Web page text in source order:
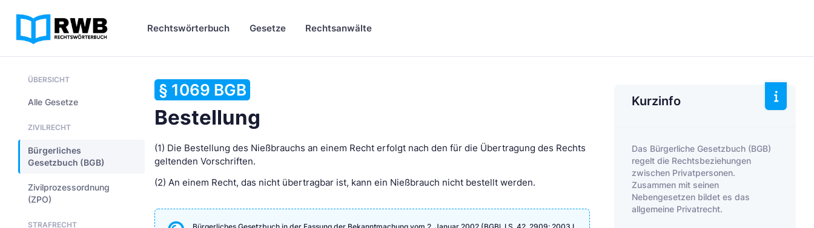
Rechtswörterbuch Gesetze Rechtsanwälte
ÜBERSICHT
Alle Gesetze
ZIVILRECHT
Bürgerliches
Gesetzbuch (BGB)
Zivilprozessordnung
(ZPO)
STRAFRECHT
§ 1069 BGB
Bestellung
(1) Die Bestellung des Nießbrauchs an einem Recht erfolgt nach den für die Übertragung des Rechts
geltenden Vorschriften.
(2) An einem Recht, das nicht übertragbar ist, kann ein Nießbrauch nicht bestellt werden.
Kurzinfo
Das Bürgerliche Gesetzbuch (BGB)
regelt die Rechtsbeziehungen
zwischen Privatpersonen.
Zusammen mit seinen
Nebengesetzen bildet es das
allgemeine Privatrecht.